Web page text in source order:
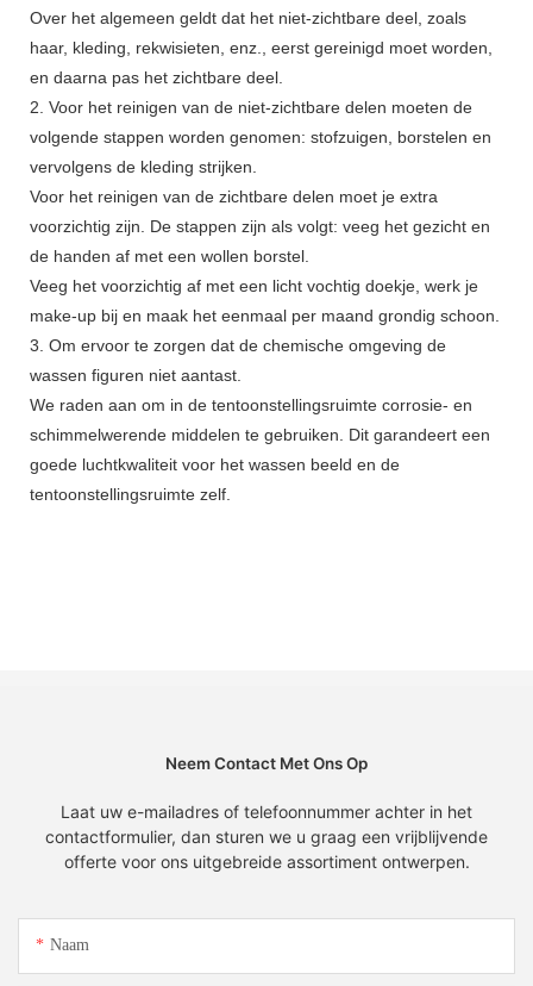
Over het algemeen geldt dat het niet-zichtbare deel, zoals
haar, kleding, rekwisieten, enz., eerst gereinigd moet worden,
en daarna pas het zichtbare deel.
2. Voor het reinigen van de niet-zichtbare delen moeten de
volgende stappen worden genomen: stofzuigen, borstelen en
vervolgens de kleding strijken.
Voor het reinigen van de zichtbare delen moet je extra
voorzichtig zijn. De stappen zijn als volgt: veeg het gezicht en
de handen af ​​met een wollen borstel.
Veeg het voorzichtig af met een licht vochtig doekje, werk je
make-up bij en maak het eenmaal per maand grondig schoon.
3. Om ervoor te zorgen dat de chemische omgeving de
wassen figuren niet aantast.
We raden aan om in de tentoonstellingsruimte corrosie- en
schimmelwerende middelen te gebruiken. Dit garandeert een
goede luchtkwaliteit voor het wassen beeld en de
tentoonstellingsruimte zelf.
Neem Contact Met Ons Op
Laat uw e-mailadres of telefoonnummer achter in het
contactformulier, dan sturen we u graag een vrijblijvende
offerte voor ons uitgebreide assortiment ontwerpen.
Naam